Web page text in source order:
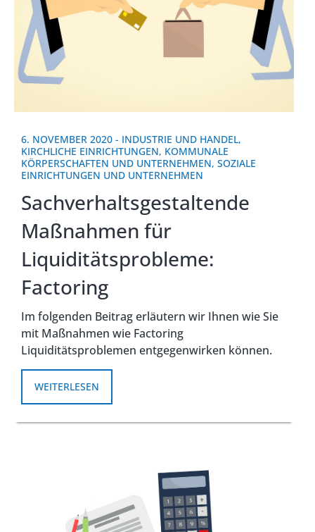
6. NOVEMBER 2020 - INDUSTRIE UND HANDEL,
KIRCHLICHE EINRICHTUNGEN, KOMMUNALE
KÖRPERSCHAFTEN UND UNTERNEHMEN, SOZIALE
EINRICHTUNGEN UND UNTERNEHMEN
Sachverhaltsgestaltende
Maßnahmen für
Liquiditätsprobleme:
Factoring
Im folgenden Beitrag erläutern wir Ihnen wie Sie
mit Maßnahmen wie Factoring
Liquiditätsproblemen entgegenwirken können.
WEITERLESEN